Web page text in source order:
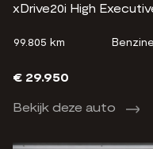
xDrive20i High
99.805 km Benzine
€ 29.950
Bekijk deze auto